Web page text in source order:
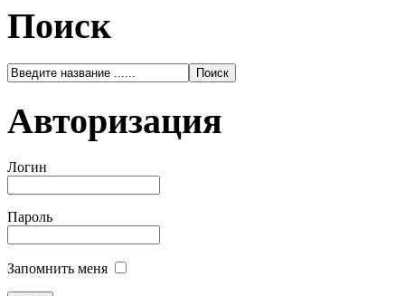
Поиск
Авторизация
Логин
Пароль
Запомнить меня